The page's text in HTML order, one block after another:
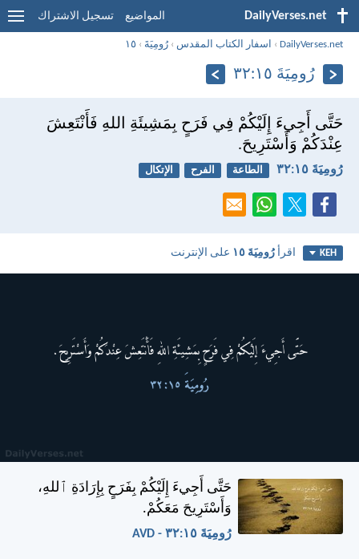
DailyVerses.net المواضيع تسجيل الاشتراك
DailyVerses.net
› اسفار الكتاب المقدس ›رُومِيَةَ › ١٥
رُومِيَةَ ١٥:‏٣٢
حَتَّى أَجِيءَ إِلَيْكُمْ فِي فَرَحٍ بِمَشِيئَةِ اللهِ فَأَنْتَعِشَ
عِنْدَكُمْ وَأَسْتَرِيحَ.
رُومِيَةَ ١٥:‏٣٢ الطاعة الفرح الإتكال
KEH اقرأرُومِيَةَ ١٥ على الإنترنت
حَتَّى أَجِيءَ إِلَيْكُمْ بِفَرَحٍ بِإِرَادَةِ ٱللهِ،
وَأَسْتَرِيحَ مَعَكُمْ.
رُومِيَةَ ١٥:‏٣٢ - AVD